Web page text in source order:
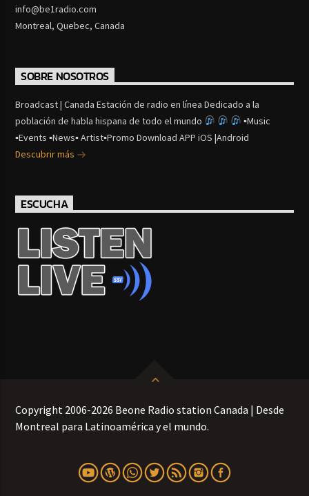
info@be1radio.com
Montreal, Quebec, Canada
SOBRE NOSOTROS
Broadcast | Canada Estación de radio en línea Dedicado a la
población de habla hispana de todo el mundo
▪Music
▪Events ▪News▪ Artist▪Promo Download APP iOS |Android
Descubrir más
ESCUCHA
Copyright 2006-2026 Beone Radio station Canada | Desde
Montreal para Latinoamérica y el mundo.